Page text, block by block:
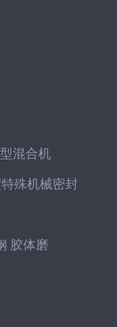
混合机
殊机械密封
胶体磨